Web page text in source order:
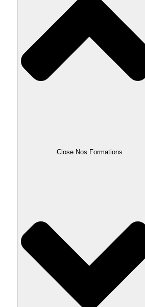
Close Nos Formations